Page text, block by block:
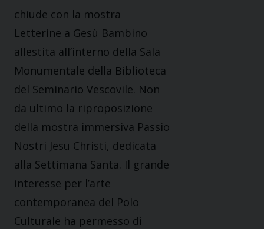
chiude con la mostra
Letterine a Gesù Bambino
allestita all’interno della Sala
Monumentale della Biblioteca
del Seminario Vescovile. Non
da ultimo la riproposizione
della mostra immersiva Passio
Nostri Jesu Christi, dedicata
alla Settimana Santa. Il grande
interesse per l’arte
contemporanea del Polo
Culturale ha permesso di